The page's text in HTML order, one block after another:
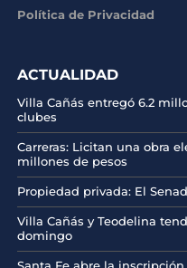
Política de Privacidad
ACTUALIDAD
Villa Cañás entregó 6.2
clubes
Carreras: Licitan una obra
millones de pesos
Propiedad privada: El
Villa Cañás y Teodelina
domingo